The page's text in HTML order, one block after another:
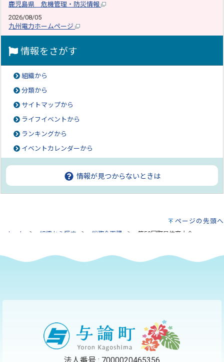
鹿児島県 危機管理・防災情報
2026/08/05
九州電力ホームページ
情報をさがす
組織から
分類から
サイトマップから
ライフイベントから
ランキングから
イベントカレンダーから
情報が見つからないときは
ページの先頭へ
ホーム 組織から探す 総務企画課 第52回町民体育大会